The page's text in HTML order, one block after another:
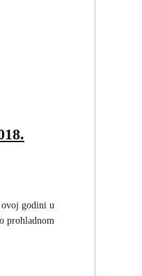
godini u
prohladnom